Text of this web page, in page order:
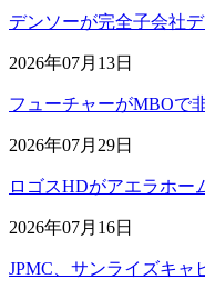
デンソーが完全子会社
2026年07月13日
フューチャーがMBOで
2026年07月29日
ロゴスHDがアエラホー
2026年07月16日
JPMC、サンライズキャ